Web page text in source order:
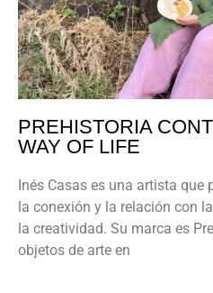
PREHISTORIA
WAY OF LIFE
Inés Casas es una artista que
la conexión y la relación con
la creatividad. Su marca es
objetos de arte en